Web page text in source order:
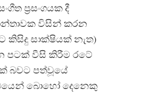
ප්‍රසංගයක දී
විසින් කරන
කිසිදු සාක්ෂියක් නැත)
පටක් වීසි කිරීම රටේ
බවට පත්වූයේ
බොහෝ දෙනෙකු